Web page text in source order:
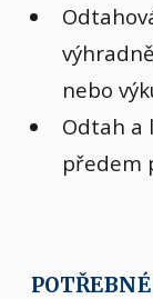
nebo
Odtah a
předem